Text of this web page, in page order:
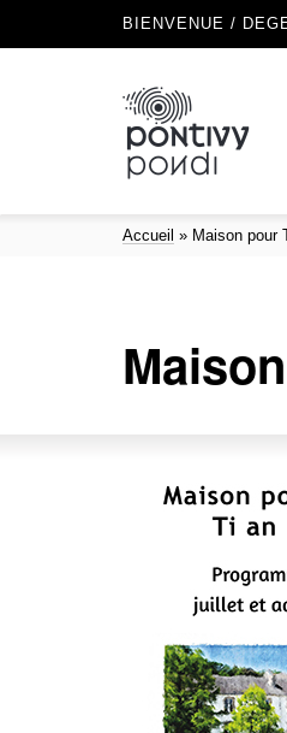
BIENVENUE /
Accueil » Maison pour